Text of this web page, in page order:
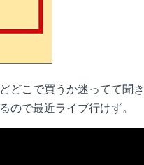
どこで買うか迷ってて聞
ので最近ライブ行けず。